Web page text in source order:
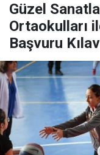
Güzel
Ortaokulları
Başvuru